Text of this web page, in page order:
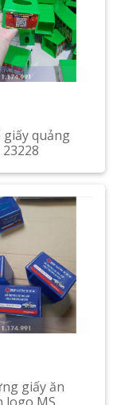
giấy quảng
giấy ăn